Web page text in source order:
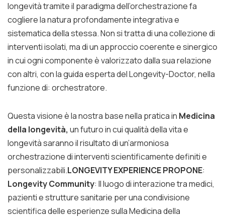
longevità tramite il paradigma dell’orchestrazione fa
cogliere la natura profondamente integrativa e
sistematica della stessa. Non si tratta di una collezione di
interventi isolati, ma di un approccio coerente e sinergico
in cui ogni componente è valorizzato dalla sua relazione
con altri, con la guida esperta del Longevity-Doctor, nella
funzione di: orchestratore.
Questa visione è la nostra base nella pratica in Medicina
della longevità, un futuro in cui qualità della vita e
longevità saranno il risultato di un’armoniosa
orchestrazione di interventi scientificamente definiti e
personalizzabili.LONGEVITY EXPERIENCE PROPONE:
Longevity Community: Il luogo di interazione tra medici,
pazienti e strutture sanitarie per una condivisione
scientifica delle esperienze sulla Medicina della